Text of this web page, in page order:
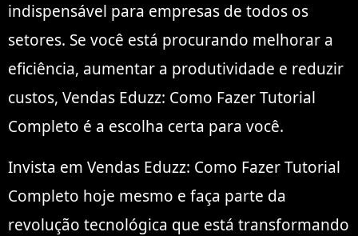
indispensável para empresas de todos os
setores. Se você está procurando melhorar a
eficiência, aumentar a produtividade e reduzir
custos, Vendas Eduzz: Como Fazer Tutorial
Completo é a escolha certa para você.
Invista em Vendas Eduzz: Como Fazer Tutorial
Completo hoje mesmo e faça parte da
revolução tecnológica que está transformando